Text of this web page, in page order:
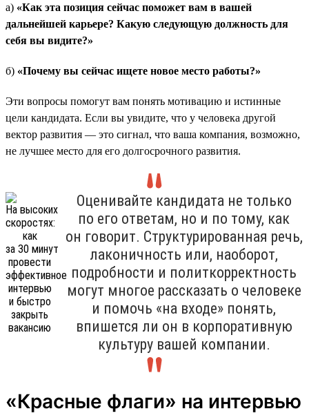
а) «Как эта позиция сейчас поможет вам в вашей
дальнейшей карьере? Какую следующую должность для
себя вы видите?»
б) «Почему вы сейчас ищете новое место работы?»
Эти вопросы помогут вам понять мотивацию и истинные
цели кандидата. Если вы увидите, что у человека другой
вектор развития — это сигнал, что ваша компания, возможно,
не лучшее место для его долгосрочного развития.
Оценивайте кандидата не только
по его ответам, но и по тому, как
он говорит. Структурированная речь,
лаконичность или, наоборот,
подробности и политкорректность
могут многое рассказать о человеке
и помочь «на входе» понять,
впишется ли он в корпоративную
культуру вашей компании.
«Красные флаги» на интервью